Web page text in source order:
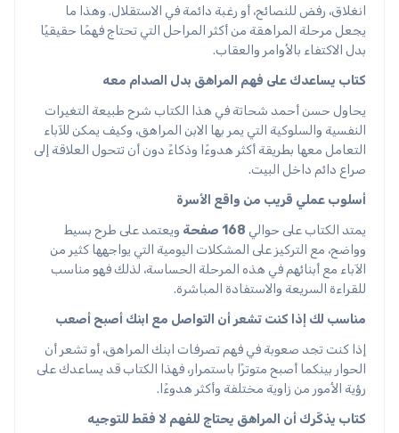
انغلاق، رفض للنصائح، أو رغبة دائمة في الاستقلال. وهذا ما
يجعل مرحلة المراهقة من أكثر المراحل التي تحتاج فهمًا حقيقيًا
بدل الاكتفاء بالأوامر والعقاب.
كتاب يساعدك على فهم المراهق بدل الصدام معه
يحاول حسن أحمد شحاتة في هذا الكتاب شرح طبيعة التغيرات
النفسية والسلوكية التي يمر بها الابن المراهق، وكيف يمكن للآباء
التعامل معها بطريقة أكثر هدوءًا وذكاءً دون أن تتحول العلاقة إلى
صراع دائم داخل البيت.
أسلوب عملي قريب من واقع الأسرة
يمتد الكتاب على حوالي 168 صفحة
ويعتمد على طرح بسيط
وواضح، مع التركيز على المشكلات اليومية التي يواجهها كثير من
الآباء مع أبنائهم في هذه المرحلة الحساسة، لذلك فهو مناسب
للقراءة السريعة والاستفادة المباشرة.
مناسب لك إذا كنت تشعر أن التواصل مع ابنك أصبح أصعب
إذا كنت تجد صعوبة في فهم تصرفات ابنك المراهق، أو تشعر أن
الحوار بينكما أصبح متوترًا باستمرار، فهذا الكتاب قد يساعدك على
رؤية الأمور من زاوية مختلفة وأكثر هدوءًا.
كتاب يذكّرك أن المراهق يحتاج للفهم لا فقط للتوجيه